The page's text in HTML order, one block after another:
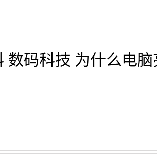
数码科技 为什么电